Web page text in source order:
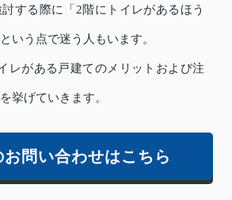
する際に「2階にトイレがあるほう
いう点で迷う人もいます。
レがある戸建てのメリットおよび注
挙げていきます。
問い合わせはこちら